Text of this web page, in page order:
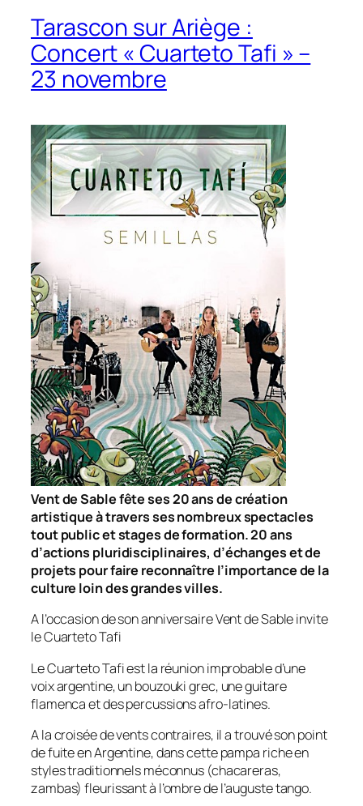
Tarascon sur Ariège :
Concert « Cuarteto Tafi » –
23 novembre
Vent de Sable fête ses 20 ans de création
artistique à travers ses nombreux spectacles
tout public et stages de formation. 20 ans
d’actions pluridisciplinaires, d’échanges et de
projets pour faire reconnaître l’importance de la
culture loin des grandes villes.
A l’occasion de son anniversaire Vent de Sable invite
le Cuarteto Tafi
Le Cuarteto Tafi est la réunion improbable d’une
voix argentine, un bouzouki grec, une guitare
flamenca et des percussions afro-latines.
A la croisée de vents contraires, il a trouvé son point
de fuite en Argentine, dans cette pampa riche en
styles traditionnels méconnus (chacareras,
zambas) fleurissant à l’ombre de l’auguste tango.